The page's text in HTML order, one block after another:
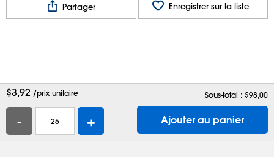
Partager Enregistrer sur la liste
$3,92 /prix unitaire Sous-total : $98,00
- + Ajouter au panier